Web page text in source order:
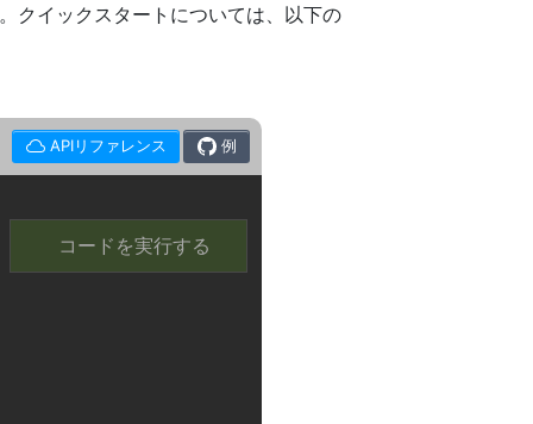
クイックスタートについては、以下の
APIリファレンス 例
コードを実行する